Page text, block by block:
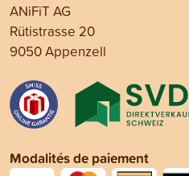
ANiFiT AG
Rütistrasse 20
9050 Appenzell
Modalités de paiement